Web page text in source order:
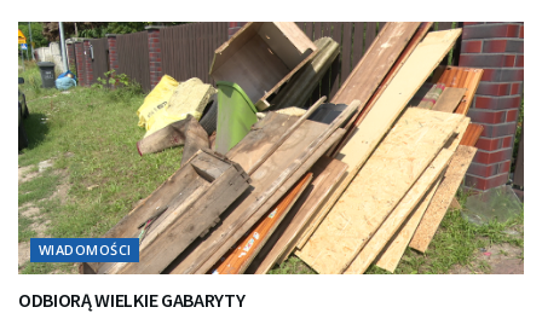
WIADOMOŚCI
ODBIORĄ WIELKIE GABARYTY